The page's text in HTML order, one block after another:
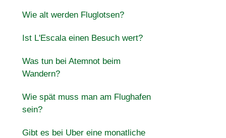
Wie alt werden Fluglotsen?
Ist L'Escala einen Besuch wert?
Was tun bei Atemnot beim
Wandern?
Wie spät muss man am Flughafen
sein?
Gibt es bei Uber eine monatliche